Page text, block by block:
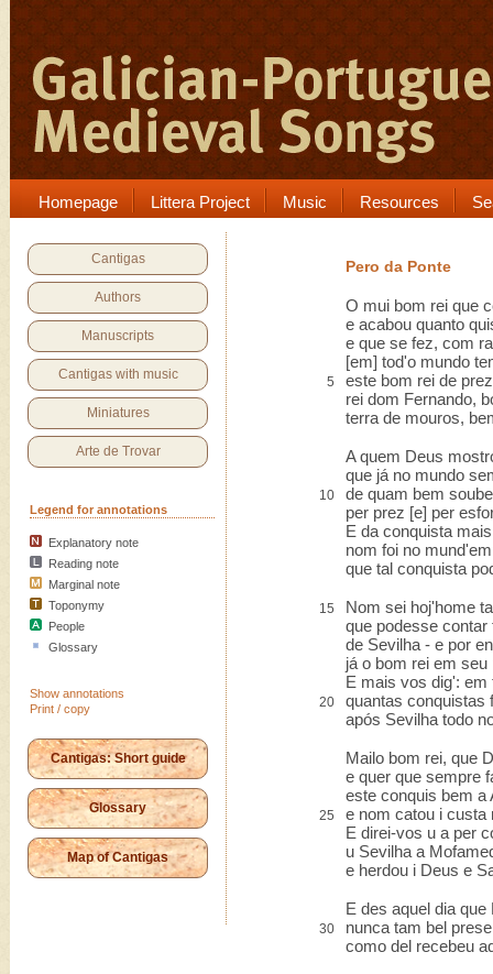
Homepage Littera Project Music Resources
Cantigas
Authors
Manuscripts
Cantigas with music
Miniatures
Arte de Trovar
Legend for annotations
Explanatory note
Reading note
Marginal note
Toponymy
People
Glossary
Show annotations
Print / copy
Cantigas: Short guide
Glossary
Map of Cantigas
Pero da Ponte
O mui bom rei que
e acabou quanto
e que se fez, com
[em] tod'o mundo
5
este bom rei de
rei dom Fernando,
terra de mouros,
A quem Deus
que já no mundo
10
de quam bem
per prez [e] per
E da conquista
nom foi no
que tal conquista
15
Nom sei hoj'home
que podesse contar
de Sevilha - e por
já o bom rei em seu
E mais vos dig':
20
quantas conquistas
após Sevilha todo
Mailo bom rei, que
e quer que sempre
este conquis bem a
25
e nom catou i custa
E direi-vos u a per
u Sevilha a
e herdou i Deus e
E des aquel dia que
30
nunca tam bel
como del recebeu